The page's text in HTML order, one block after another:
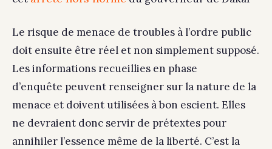
Le risque de menace de troubles à l’ordre public
doit ensuite être réel et non simplement supposé.
Les informations recueillies en phase
d’enquête peuvent renseigner sur la nature de la
menace et doivent utilisées à bon escient. Elles
ne devraient donc servir de prétextes pour
annihiler l’essence même de la liberté. C’est la